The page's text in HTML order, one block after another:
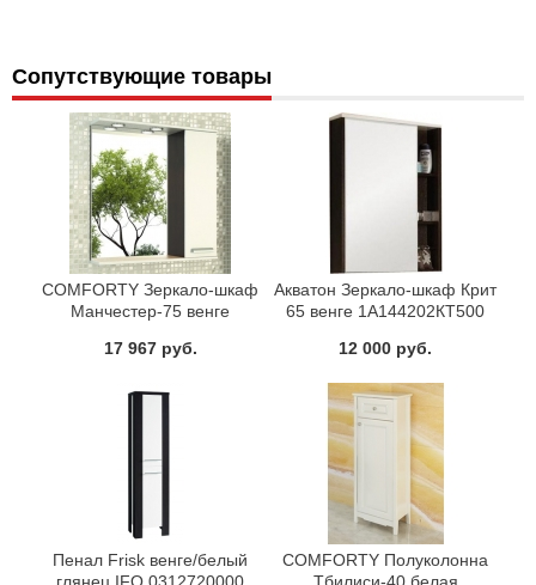
Сопутствующие товары
COMFORTY Зеркало-шкаф
Манчестер-75 венге
17 967 руб.
Акватон Зеркало-шкаф Крит
65 венге 1A144202КТ500
12 000 руб.
Пенал Frisk венге/белый
COMFORTY Полуколонна